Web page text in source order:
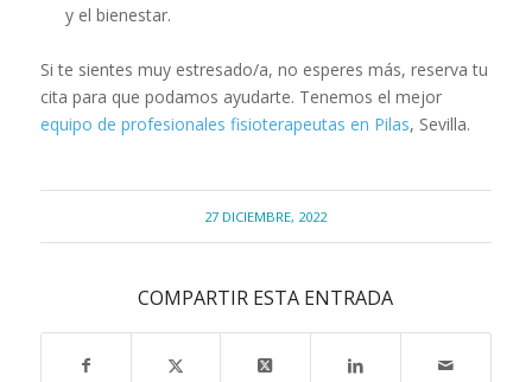
y el bienestar.
Si te sientes muy estresado/a, no esperes más, reserva tu
cita para que podamos ayudarte. Tenemos el mejor
equipo de profesionales fisioterapeutas en Pilas, Sevilla.
27 DICIEMBRE, 2022
COMPARTIR ESTA ENTRADA